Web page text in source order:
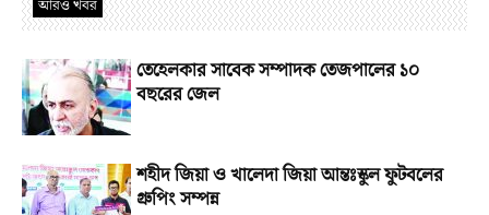
আরও খবর
তেহেলকার সাবেক সম্পাদক তেজপালের ১০
বছরের জেল
শহীদ জিয়া ও খালেদা জিয়া আন্তঃস্কুল ফুটবলের
গ্রুপিং সম্পন্ন